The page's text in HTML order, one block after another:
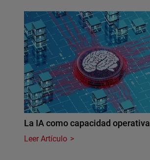
La IA como capacidad operativa
Leer Artículo